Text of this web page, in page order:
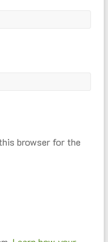
browser for the